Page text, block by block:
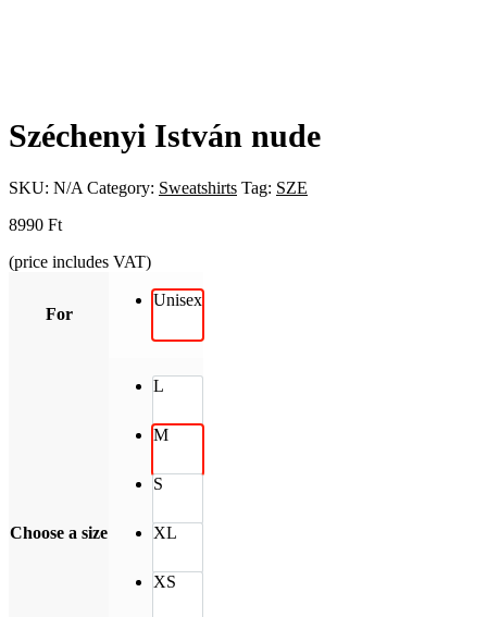
Széchenyi István nude
SKU: N/A Category: Sweatshirts Tag: SZE
8990 Ft
(price includes VAT)
For
Unisex
Choose a size
L
M
S
XL
XS